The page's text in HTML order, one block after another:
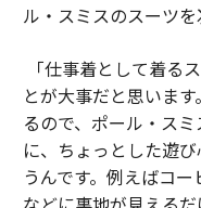
ル・スミスのスーツを
「仕事着として着る
とが大事だと思いま
るので、ポール・ス
に、ちょっとした遊
うんです。例えばコ